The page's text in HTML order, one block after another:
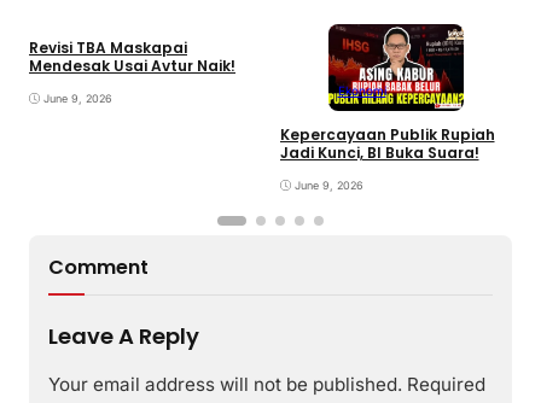
Revisi TBA Maskapai
Mendesak Usai Avtur Naik!
June 9, 2026
Ekonomi
Kepercayaan Publik Rupiah
Jadi Kunci, BI Buka Suara!
June 9, 2026
Comment
Leave A Reply
Your email address will not be published. Required